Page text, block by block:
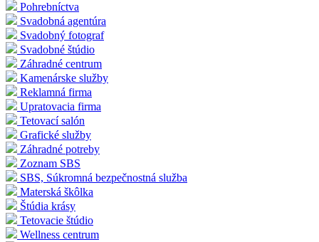
Pohrebníctva
Svadobná agentúra
Svadobný fotograf
Svadobné štúdio
Záhradné centrum
Kamenárske služby
Reklamná firma
Upratovacia firma
Tetovací salón
Grafické služby
Záhradné potreby
Zoznam SBS
SBS, Súkromná bezpečnostná služba
Materská škôlka
Štúdia krásy
Tetovacie štúdio
Wellness centrum